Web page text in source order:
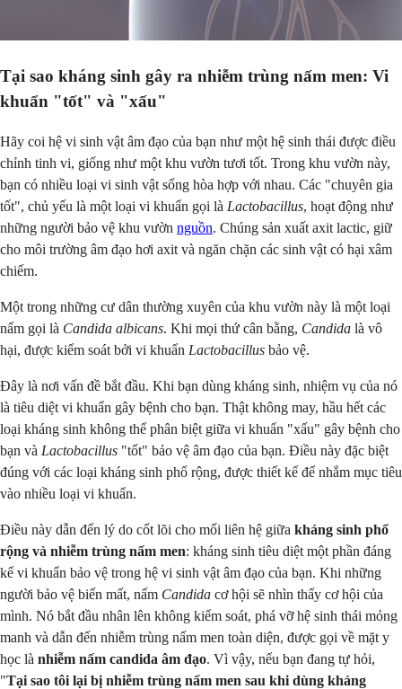
Tại sao kháng sinh gây ra nhiễm trùng nấm men: Vi
khuẩn "tốt" và "xấu"
Hãy coi hệ vi sinh vật âm đạo của bạn như một hệ sinh thái được điều
chỉnh tinh vi, giống như một khu vườn tươi tốt. Trong khu vườn này,
bạn có nhiều loại vi sinh vật sống hòa hợp với nhau. Các "chuyên gia
tốt", chủ yếu là một loại vi khuẩn gọi là Lactobacillus, hoạt động như
những người bảo vệ khu vườn nguồn. Chúng sản xuất axit lactic, giữ
cho môi trường âm đạo hơi axit và ngăn chặn các sinh vật có hại xâm
chiếm.
Một trong những cư dân thường xuyên của khu vườn này là một loại
nấm gọi là Candida albicans. Khi mọi thứ cân bằng, Candida là vô
hại, được kiểm soát bởi vi khuẩn Lactobacillus bảo vệ.
Đây là nơi vấn đề bắt đầu. Khi bạn dùng kháng sinh, nhiệm vụ của nó
là tiêu diệt vi khuẩn gây bệnh cho bạn. Thật không may, hầu hết các
loại kháng sinh không thể phân biệt giữa vi khuẩn "xấu" gây bệnh cho
bạn và Lactobacillus "tốt" bảo vệ âm đạo của bạn. Điều này đặc biệt
đúng với các loại kháng sinh phổ rộng, được thiết kế để nhắm mục tiêu
vào nhiều loại vi khuẩn.
Điều này dẫn đến lý do cốt lõi cho mối liên hệ giữa kháng sinh phổ
rộng và nhiễm trùng nấm men: kháng sinh tiêu diệt một phần đáng
kể vi khuẩn bảo vệ trong hệ vi sinh vật âm đạo của bạn. Khi những
người bảo vệ biến mất, nấm Candida cơ hội sẽ nhìn thấy cơ hội của
mình. Nó bắt đầu nhân lên không kiểm soát, phá vỡ hệ sinh thái mỏng
manh và dẫn đến nhiễm trùng nấm men toàn diện, được gọi về mặt y
học là nhiễm nấm candida âm đạo. Vì vậy, nếu bạn đang tự hỏi,
"Tại sao tôi lại bị nhiễm trùng nấm men sau khi dùng kháng